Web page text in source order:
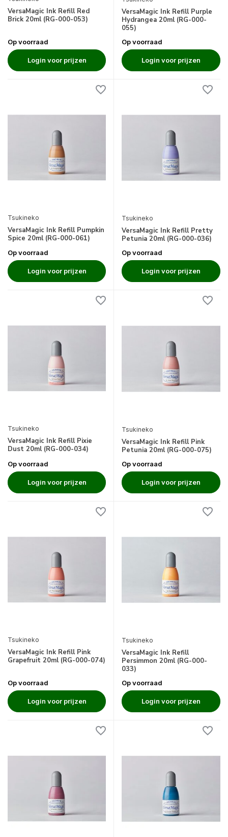
VersaMagic Ink Refill Red
Brick 20ml (RG-000-053)
Op voorraad
Login voor prijzen
VersaMagic Ink Refill Purple
Hydrangea 20ml (RG-000-
055)
Op voorraad
Login voor prijzen
Tsukineko
VersaMagic Ink Refill Pumpkin
Spice 20ml (RG-000-061)
Op voorraad
Login voor prijzen
Tsukineko
VersaMagic Ink Refill Pretty
Petunia 20ml (RG-000-036)
Op voorraad
Login voor prijzen
Tsukineko
VersaMagic Ink Refill Pixie
Dust 20ml (RG-000-034)
Op voorraad
Login voor prijzen
Tsukineko
VersaMagic Ink Refill Pink
Petunia 20ml (RG-000-075)
Op voorraad
Login voor prijzen
Tsukineko
VersaMagic Ink Refill Pink
Grapefruit 20ml (RG-000-074)
Op voorraad
Login voor prijzen
Tsukineko
VersaMagic Ink Refill
Persimmon 20ml (RG-000-
033)
Op voorraad
Login voor prijzen